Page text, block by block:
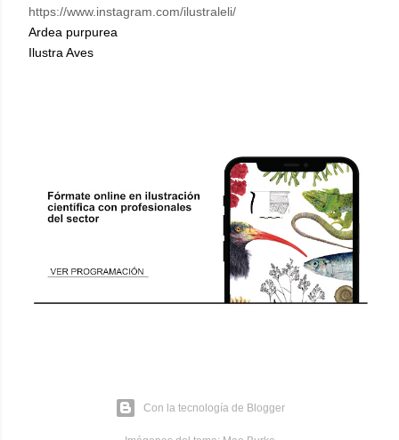
https://www.instagram.com/ilustraleli/
Ardea purpurea
Ilustra Aves
Con la tecnología de Blogger